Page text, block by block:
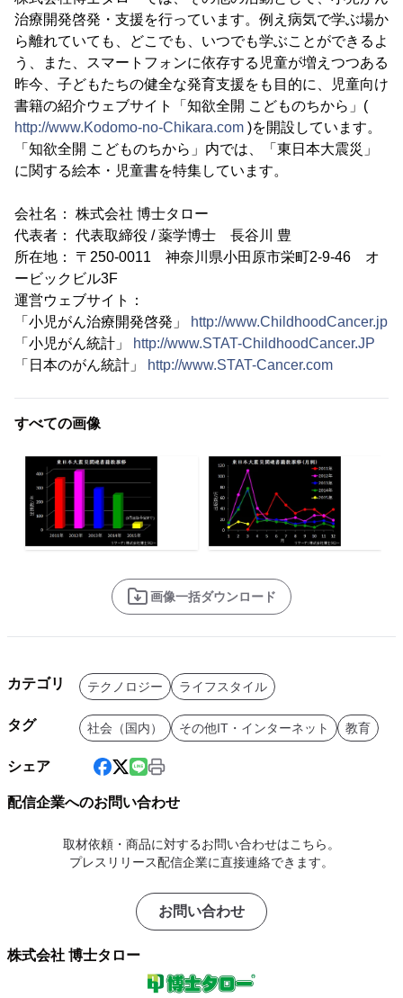
治療開発啓発・支援を行っています。例え病気で学ぶ場か
ら離れていても、どこでも、いつでも学ぶことができるよ
う、また、スマートフォンに依存する児童が増えつつある
昨今、子どもたちの健全な発育支援をも目的に、児童向け
書籍の紹介ウェブサイト「知欲全開 こどものちから」(
http://www.Kodomo-no-Chikara.com )を開設しています。
「知欲全開 こどものちから」内では、「東日本大震災」
に関する絵本・児童書を特集しています。
会社名： 株式会社 博士タロー
代表者： 代表取締役 / 薬学博士 長谷川 豊
所在地： 〒250-0011 神奈川県小田原市栄町2-9-46 オ
ービックビル3F
運営ウェブサイト：
「小児がん治療開発啓発」
http://www.ChildhoodCancer.jp
「小児がん統計」
http://www.STAT-ChildhoodCancer.JP
「日本のがん統計」
http://www.STAT-Cancer.com
すべての画像
画像一括ダウンロード
カテゴリ テクノロジー ライフスタイル
タグ 社会（国内） その他IT・インターネット 教育
シェア
配信企業へのお問い合わせ
取材依頼・商品に対するお問い合わせはこちら。
プレスリリース配信企業に直接連絡できます。
お問い合わせ
株式会社 博士タロー